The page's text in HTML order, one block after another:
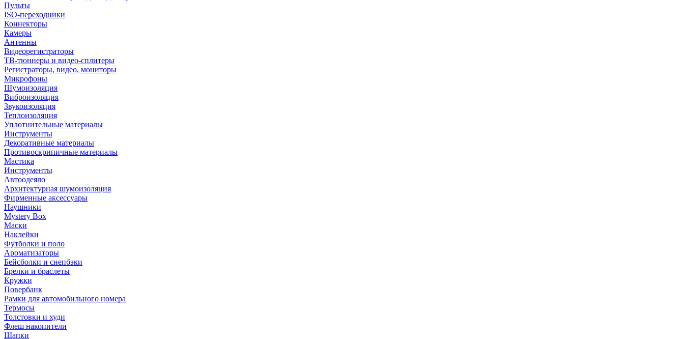
Пульты
ISO-переходники
Коннекторы
Камеры
Антенны
Видеорегистраторы
ТВ-тюннеры и видео-сплитеры
Регистраторы, видео, мониторы
Микрофоны
Шумоизоляция
Виброизоляция
Звукоизоляция
Теплоизоляция
Уплотнительные материалы
Инструменты
Декоративные материалы
Противоскрипичные материалы
Мастика
Инструменты
Автоодеяло
Архитектурная шумоизоляция
Фирменные аксессуары
Наушники
Mystery Box
Маски
Наклейки
Футболки и поло
Ароматизаторы
Бейсболки и снепбэки
Брелки и браслеты
Кружки
Повербанк
Рамки для автомобильного номера
Термосы
Толстовки и худи
Флеш накопители
Шапки